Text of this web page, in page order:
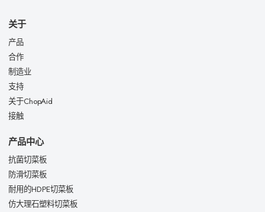
关于
产品
合作
制造业
支持
关于ChopAid
接触
产品中心
抗菌切菜板
防滑切菜板
耐用的HDPE切菜板
仿大理石塑料切菜板